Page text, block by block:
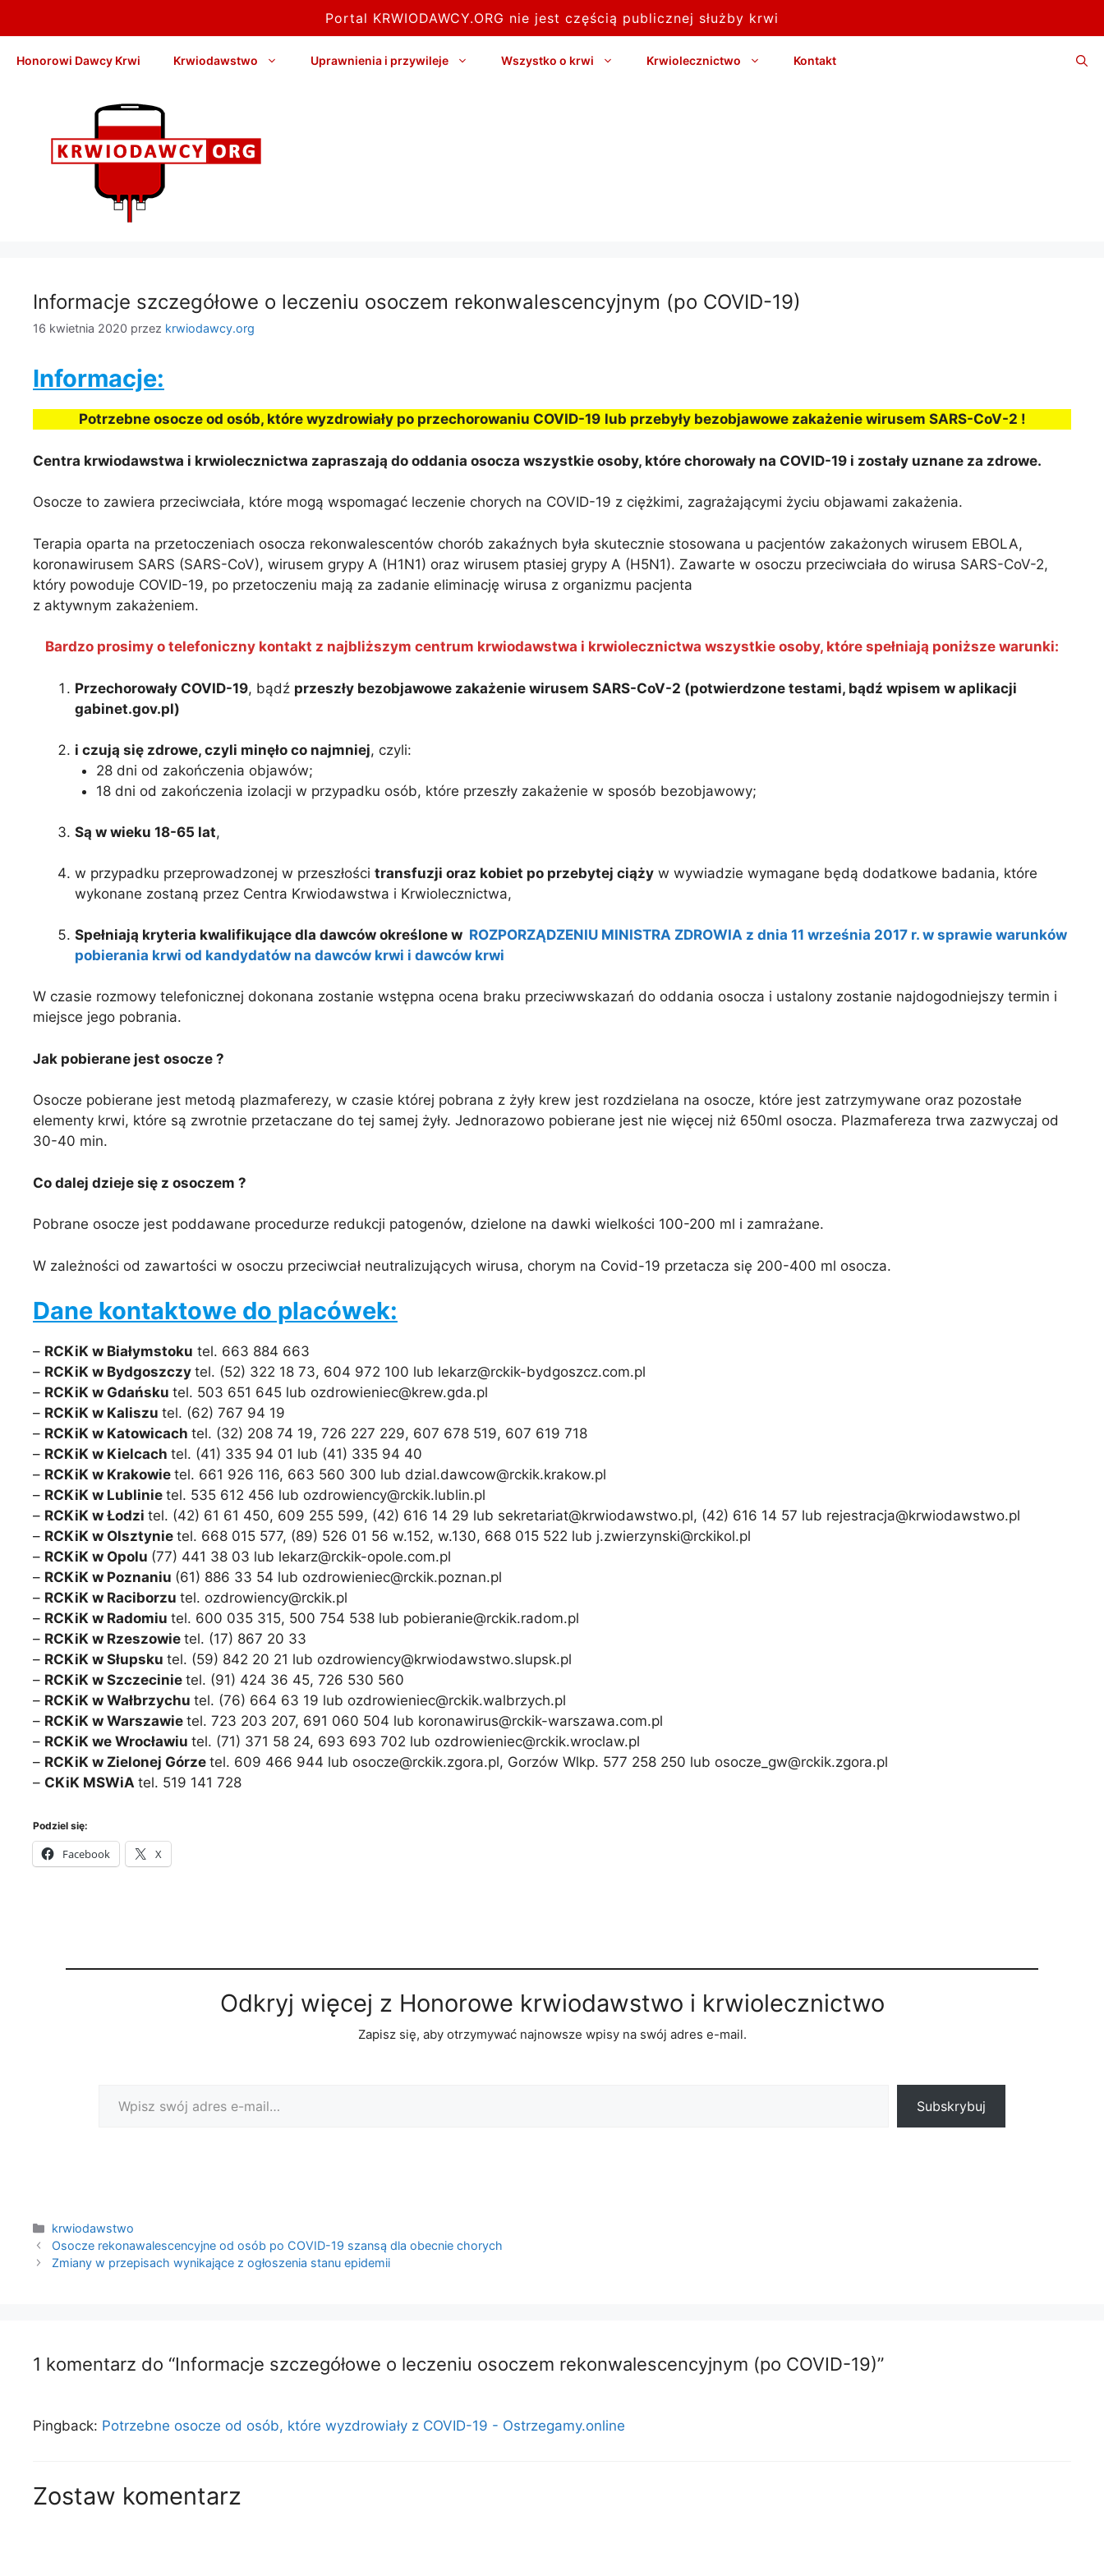
Portal KRWIODAWCY.ORG nie jest częścią publicznej służby krwi
Honorowi Dawcy Krwi Krwiodawstwo Uprawnienia i przywileje Wszystko o krwi Krwiolecznictwo Kontakt
Informacje szczegółowe o leczeniu osoczem rekonwalescencyjnym (po COVID-19)
16 kwietnia 2020 przez krwiodawcy.org
Informacje:
Potrzebne osocze od osób, które wyzdrowiały po przechorowaniu COVID-19 lub przebyły bezobjawowe zakażenie wirusem SARS-CoV-2 !
Centra krwiodawstwa i krwiolecznictwa zapraszają do oddania osocza wszystkie osoby, które chorowały na COVID-19 i zostały uznane za zdrowe.
Osocze to zawiera przeciwciała, które mogą wspomagać leczenie chorych na COVID-19 z ciężkimi, zagrażającymi życiu objawami zakażenia.
Terapia oparta na przetoczeniach osocza rekonwalescentów chorób zakaźnych była skutecznie stosowana u pacjentów zakażonych wirusem EBOLA,
koronawirusem SARS (SARS-CoV), wirusem grypy A (H1N1) oraz wirusem ptasiej grypy A (H5N1). Zawarte w osoczu przeciwciała do wirusa SARS-CoV-2,
który powoduje COVID-19, po przetoczeniu mają za zadanie eliminację wirusa z organizmu pacjenta
z aktywnym zakażeniem.
Bardzo prosimy o telefoniczny kontakt z najbliższym centrum krwiodawstwa i krwiolecznictwa wszystkie osoby, które spełniają poniższe warunki:
Przechorowały COVID-19, bądź przeszły bezobjawowe zakażenie wirusem SARS-CoV-2 (potwierdzone testami, bądź wpisem w aplikacji
gabinet.gov.pl)
i czują się zdrowe, czyli minęło co najmniej, czyli:
28 dni od zakończenia objawów;
18 dni od zakończenia izolacji w przypadku osób, które przeszły zakażenie w sposób bezobjawowy;
Są w wieku 18-65 lat,
w przypadku przeprowadzonej w przeszłości transfuzji oraz kobiet po przebytej ciąży w wywiadzie wymagane będą dodatkowe badania, które
wykonane zostaną przez Centra Krwiodawstwa i Krwiolecznictwa,
Spełniają kryteria kwalifikujące dla dawców określone w ROZPORZĄDZENIU MINISTRA ZDROWIA z dnia 11 września 2017 r. w sprawie warunków
pobierania krwi od kandydatów na dawców krwi i dawców krwi
W czasie rozmowy telefonicznej dokonana zostanie wstępna ocena braku przeciwwskazań do oddania osocza i ustalony zostanie najdogodniejszy termin i
miejsce jego pobrania.
Jak pobierane jest osocze ?
Osocze pobierane jest metodą plazmaferezy, w czasie której pobrana z żyły krew jest rozdzielana na osocze, które jest zatrzymywane oraz pozostałe
elementy krwi, które są zwrotnie przetaczane do tej samej żyły. Jednorazowo pobierane jest nie więcej niż 650ml osocza. Plazmafereza trwa zazwyczaj od
30-40 min.
Co dalej dzieje się z osoczem ?
Pobrane osocze jest poddawane procedurze redukcji patogenów, dzielone na dawki wielkości 100-200 ml i zamrażane.
W zależności od zawartości w osoczu przeciwciał neutralizujących wirusa, chorym na Covid-19 przetacza się 200-400 ml osocza.
Dane kontaktowe do placówek:
– RCKiK w Białymstoku tel. 663 884 663
– RCKiK w Bydgoszczy tel. (52) 322 18 73, 604 972 100 lub lekarz@rckik-bydgoszcz.com.pl
– RCKiK w Gdańsku tel. 503 651 645 lub ozdrowieniec@krew.gda.pl
– RCKiK w Kaliszu tel. (62) 767 94 19
– RCKiK w Katowicach tel. (32) 208 74 19, 726 227 229, 607 678 519, 607 619 718
– RCKiK w Kielcach tel. (41) 335 94 01 lub (41) 335 94 40
– RCKiK w Krakowie tel. 661 926 116, 663 560 300 lub dzial.dawcow@rckik.krakow.pl
– RCKiK w Lublinie tel. 535 612 456 lub ozdrowiency@rckik.lublin.pl
– RCKiK w Łodzi tel. (42) 61 61 450, 609 255 599, (42) 616 14 29 lub sekretariat@krwiodawstwo.pl, (42) 616 14 57 lub rejestracja@krwiodawstwo.pl
– RCKiK w Olsztynie tel. 668 015 577, (89) 526 01 56 w.152, w.130, 668 015 522 lub j.zwierzynski@rckikol.pl
– RCKiK w Opolu (77) 441 38 03 lub lekarz@rckik-opole.com.pl
– RCKiK w Poznaniu (61) 886 33 54 lub ozdrowieniec@rckik.poznan.pl
– RCKiK w Raciborzu tel. ozdrowiency@rckik.pl
– RCKiK w Radomiu tel. 600 035 315, 500 754 538 lub pobieranie@rckik.radom.pl
– RCKiK w Rzeszowie tel. (17) 867 20 33
– RCKiK w Słupsku tel. (59) 842 20 21 lub ozdrowiency@krwiodawstwo.slupsk.pl
– RCKiK w Szczecinie tel. (91) 424 36 45, 726 530 560
– RCKiK w Wałbrzychu tel. (76) 664 63 19 lub ozdrowieniec@rckik.walbrzych.pl
– RCKiK w Warszawie tel. 723 203 207, 691 060 504 lub koronawirus@rckik-warszawa.com.pl
– RCKiK we Wrocławiu tel. (71) 371 58 24, 693 693 702 lub ozdrowieniec@rckik.wroclaw.pl
– RCKiK w Zielonej Górze tel. 609 466 944 lub osocze@rckik.zgora.pl, Gorzów Wlkp. 577 258 250 lub osocze_gw@rckik.zgora.pl
– CKiK MSWiA tel. 519 141 728
Podziel się:
Facebook X
Odkryj więcej z Honorowe krwiodawstwo i krwiolecznictwo
Zapisz się, aby otrzymywać najnowsze wpisy na swój adres e-mail.
Subskrybuj
Kategorie
krwiodawstwo
Osocze rekonawalescencyjne od osób po COVID-19 szansą dla obecnie chorych
Zmiany w przepisach wynikające z ogłoszenia stanu epidemii
1 komentarz do “Informacje szczegółowe o leczeniu osoczem rekonwalescencyjnym (po COVID-19)”
Pingback: Potrzebne osocze od osób, które wyzdrowiały z COVID-19 - Ostrzegamy.online
Zostaw komentarz